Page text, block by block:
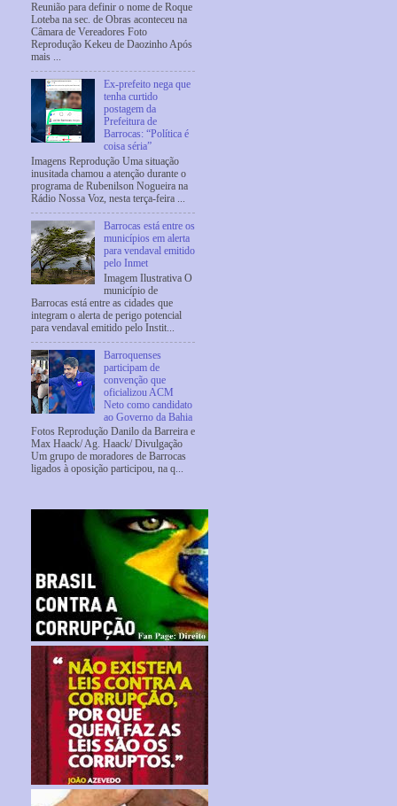
Reunião para definir o nome de Roque
Loteba na sec. de Obras aconteceu na
Câmara de Vereadores Foto
Reprodução Kekeu de Daozinho Após
mais ...
Ex-prefeito nega que
tenha curtido
postagem da
Prefeitura de
Barrocas: “Política é
coisa séria”
Imagens Reprodução Uma situação
inusitada chamou a atenção durante o
programa de Rubenilson Nogueira na
Rádio Nossa Voz, nesta terça-feira ...
Barrocas está entre os
municípios em alerta
para vendaval emitido
pelo Inmet
Imagem Ilustrativa O
município de
Barrocas está entre as cidades que
integram o alerta de perigo potencial
para vendaval emitido pelo Instit...
Barroquenses
participam de
convenção que
oficializou ACM
Neto como candidato
ao Governo da Bahia
Fotos Reprodução Danilo da Barreira e
Max Haack/ Ag. Haack/ Divulgação
Um grupo de moradores de Barrocas
ligados à oposição participou, na q...